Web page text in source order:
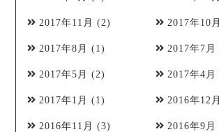
2017年11月 (2) 2017年10月
2017年8月 (1) 2017年7月
2017年5月 (2) 2017年4月
2017年1月 (1) 2016年12月
2016年11月 (3) 2016年9月